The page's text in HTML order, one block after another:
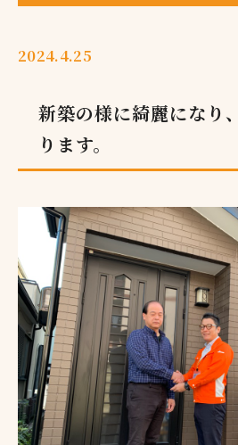
2024.4.25
新築の様に綺麗になり
ります。